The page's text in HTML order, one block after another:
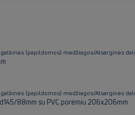
(papildomos) medžiagos/Atsarginės
(papildomos) medžiagos/Atsarginės
88mm su PVC porėmiu 206x206mm